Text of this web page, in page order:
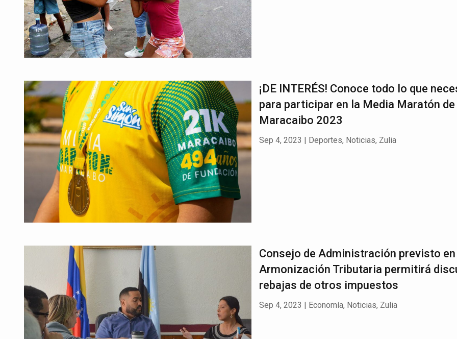
¡DE INTERÉS! Conoce todo lo que
para participar en la Media Maratón de
Maracaibo 2023
Sep 4, 2023 | Deportes, Noticias, Zulia
Consejo de Administración previsto en
Armonización Tributaria permitirá
rebajas de otros impuestos
Sep 4, 2023 Economía, Noticias, Zulia